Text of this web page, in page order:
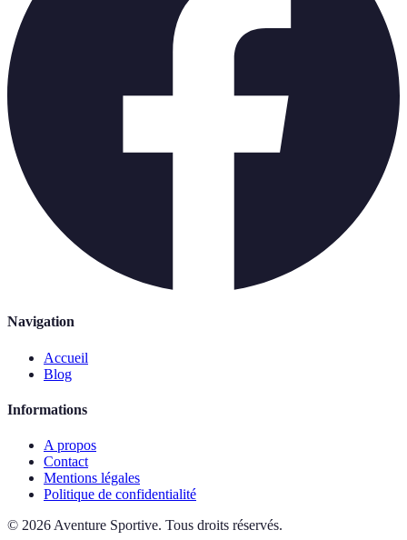
Navigation
Accueil
Blog
Informations
A propos
Contact
Mentions légales
Politique de confidentialité
© 2026 Aventure Sportive. Tous droits réservés.